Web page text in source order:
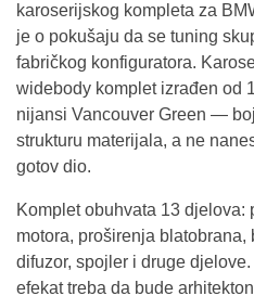
karoserijskog kompleta za
je o pokušaju da se tuning
fabričkog konfiguratora.
widebody komplet izrađen od
nijansi Vancouver Green —
strukturu materijala, a ne
gotov dio.
Komplet obuhvata 13 djelova:
motora, proširenja blatobrana,
difuzor, spojler i druge
efekat treba da bude